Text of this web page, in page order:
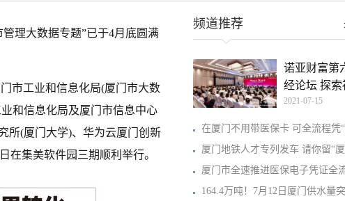
理大数据专题”已于4月底圆满
市工业和信息化局(厦门市大数
和信息化局及厦门市信息中心
所(厦门大学)、华为云厦门创新
在集美软件园三期顺利举行。
频道推荐
诺亚财富第
经论坛 探
2021-07-15
在厦门不用带医保卡 可全流程凭
厦门地铁人才专列发车 请你留“
厦门市全速推进医保电子凭证全
164.4万吨！7月12日厦门供水量